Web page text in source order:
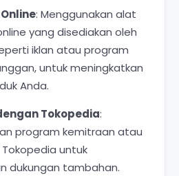
: Menggunakan alat
yang disediakan oleh
iklan atau program
untuk meningkatkan
Anda.
Tokopedia:
program kemitraan atau
untuk
dukungan tambahan.